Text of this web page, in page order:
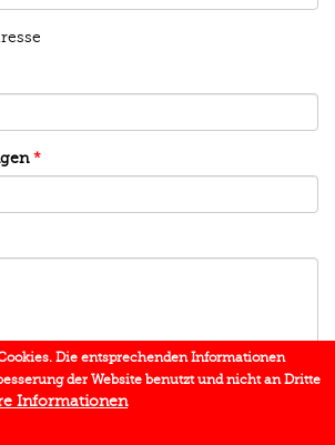
*
Die entsprechenden Informationen
der Website benutzt und nicht an Dritte
Informationen